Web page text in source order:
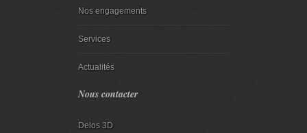
Nos engagements
Services
Actualités
Nous contacter
Delos 3D